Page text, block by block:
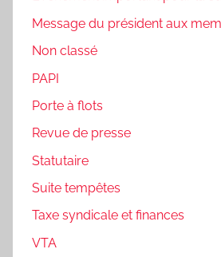
Message du président aux
Non classé
PAPI
Porte à flots
Revue de presse
Statutaire
Suite tempêtes
Taxe syndicale et finances
VTA